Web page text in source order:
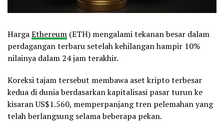
HargaEthereum (ETH) mengalami tekanan besar dalam
perdagangan terbaru setelah kehilangan hampir 10%
nilainya dalam 24 jam terakhir.
Koreksi tajam tersebut membawa aset kripto terbesar
kedua di dunia berdasarkan kapitalisasi pasar turun ke
kisaran US$1.560, memperpanjang tren pelemahan yang
telah berlangsung selama beberapa pekan.